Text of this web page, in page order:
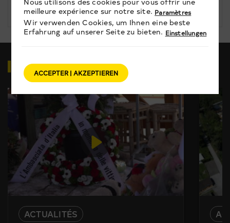
Schweiz: Graber: «Unser Land ist
zum Bersten voll» – Imboden: «Ein
starrer Deckel ist keine Lösung»
VIDEOSZUM THEMA
ACTUALITÉS
meilleure expérience sur notre site. Paramètres
Wir verwenden Cookies, um Ihnen eine beste
Erfahrung auf unserer Seite zu bieten. Einstellungen
ACCEPTER | AKZEPTIEREN